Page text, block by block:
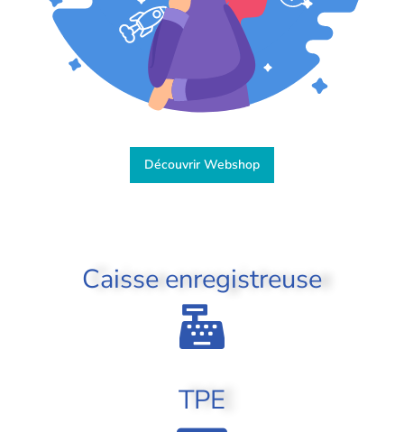
Découvrir Webshop
Caisse enregistreuse
TPE